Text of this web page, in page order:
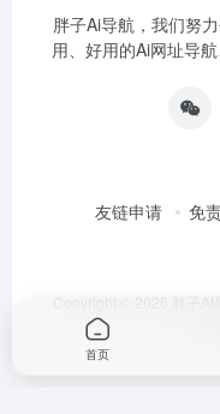
胖子Ai导航，我们努
用、好用的Ai网址导
友链申请 免
Copyright © 2026 胖子AI
首页